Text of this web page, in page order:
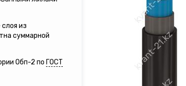
из
суммарной
Обп-2 по ГОСТ